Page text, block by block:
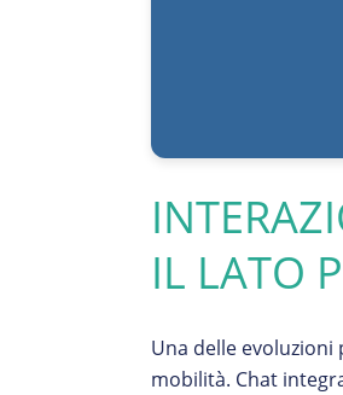
IL LATO
Una delle
mobilità. Chat